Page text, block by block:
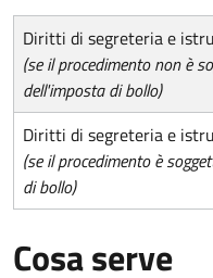
Diritti di segreteria e
(se il procedimento non è
dell'imposta di bollo)
Diritti di segreteria e
(se il procedimento è
di bollo)
Cosa serve